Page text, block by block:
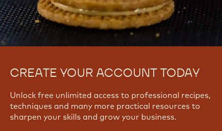
CREATE YOUR ACCOUNT TODAY
Unlock free unlimited access to professional recipes,
techniques and many more practical resources to
sharpen your skills and grow your business.